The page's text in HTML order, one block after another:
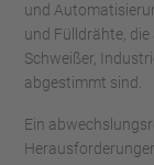
und
und Fülldrähte,
Schweißer,
abgestimmt sind.
Ein